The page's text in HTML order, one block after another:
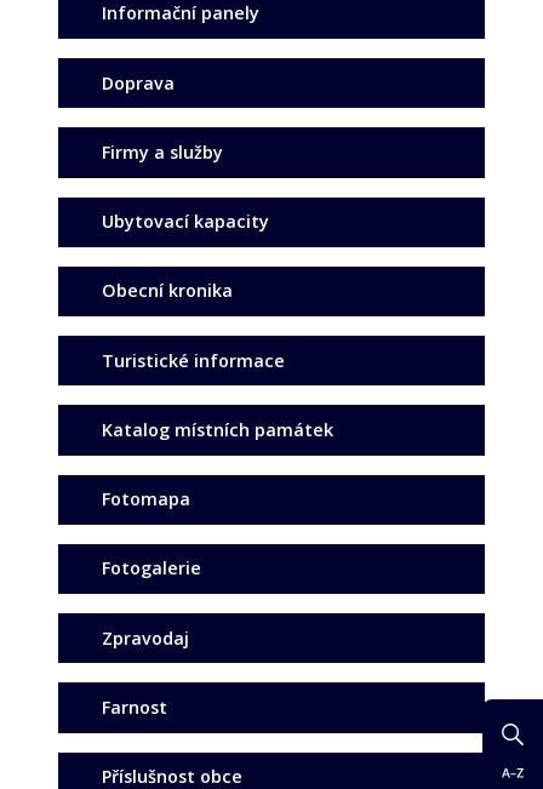
Informační panely
Doprava
Firmy a služby
Ubytovací kapacity
Obecní kronika
Turistické informace
Katalog místních památek
Fotomapa
Fotogalerie
Zpravodaj
Farnost
Příslušnost obce